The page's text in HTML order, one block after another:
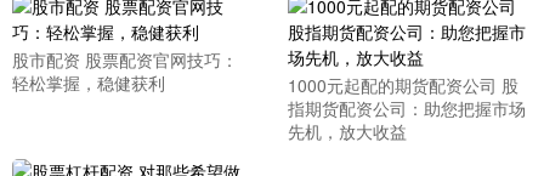
股市配资 股票配资官网技巧：
轻松掌握，稳健获利
1000元起配的期货配资公司 股
指期货配资公司：助您把握市场
先机，放大收益